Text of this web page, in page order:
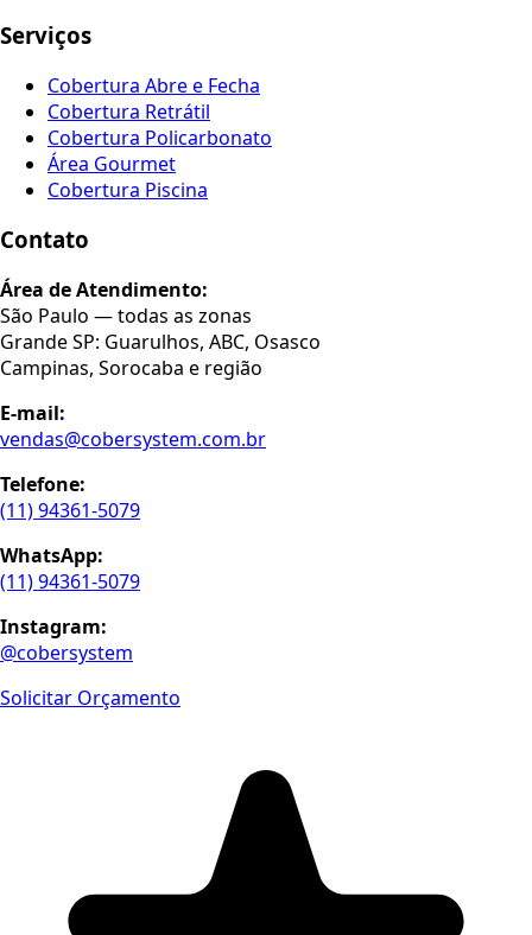
Serviços
Cobertura Abre e Fecha
Cobertura Retrátil
Cobertura Policarbonato
Área Gourmet
Cobertura Piscina
Contato
Área de Atendimento:
São Paulo — todas as zonas
Grande SP: Guarulhos, ABC, Osasco
Campinas, Sorocaba e região
E-mail:
vendas@cobersystem.com.br
Telefone:
(11) 94361-5079
WhatsApp:
(11) 94361-5079
Instagram:
@cobersystem
Solicitar Orçamento